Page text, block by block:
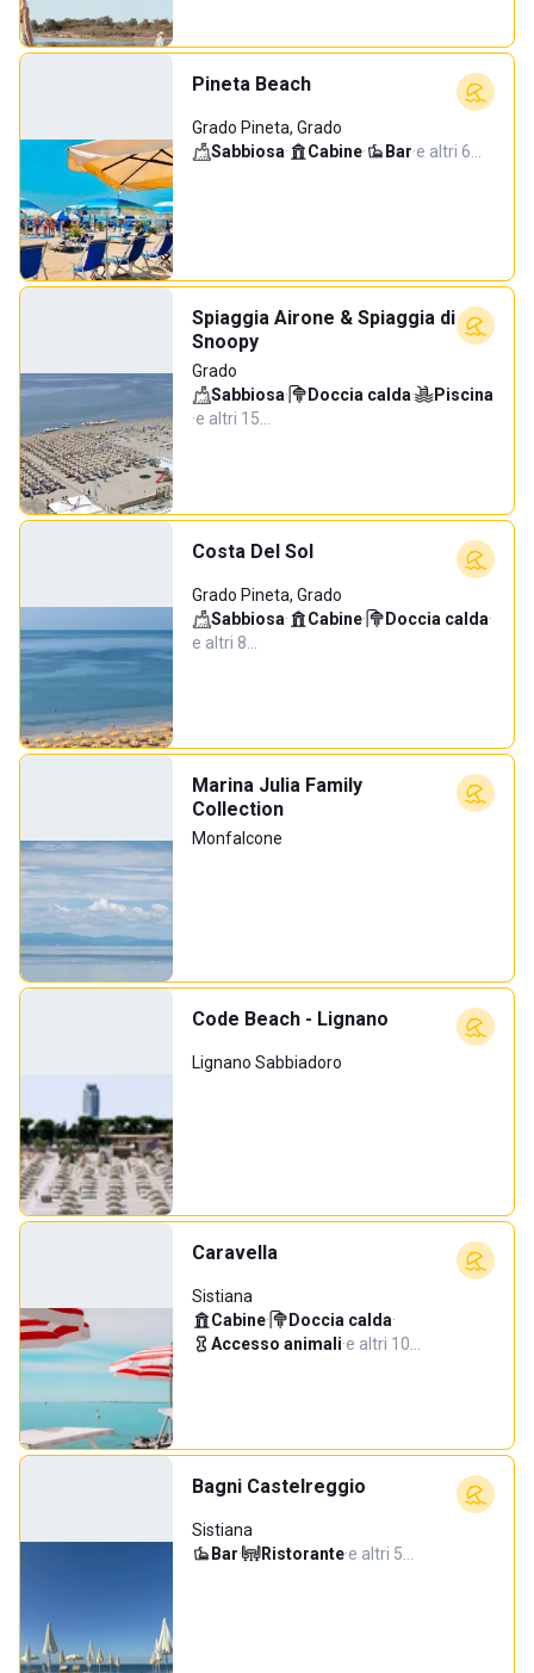
Pineta Beach
Grado Pineta, Grado
Sabbiosa· Cabine· Bar·e altri 6…
Spiaggia Airone & Spiaggia di
Snoopy
Grado
Sabbiosa· Doccia calda·
Piscina
·e altri 15…
Costa Del Sol
Grado Pineta, Grado
Sabbiosa· Cabine· Doccia calda·
e altri 8…
Marina Julia Family
Collection
Monfalcone
Code Beach - Lignano
Lignano Sabbiadoro
Caravella
Sistiana
Cabine· Doccia calda·
Accesso animali·e altri 10…
Bagni Castelreggio
Sistiana
Bar· Ristorante·e altri 5…